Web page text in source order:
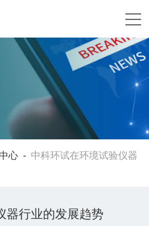
心 - 中科环试在环境试验仪器
器行业的发展趋势